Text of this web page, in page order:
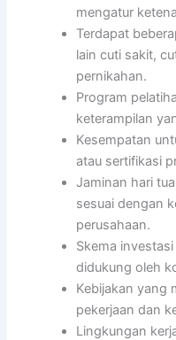
mengatur
Terdapat
lain cuti sakit,
pernikahan.
Program
keterampilan
Kesempatan
atau sertifikasi
Jaminan hari
sesuai dengan
perusahaan.
Skema
didukung oleh
Kebijakan yang
pekerjaan dan
Lingkungan